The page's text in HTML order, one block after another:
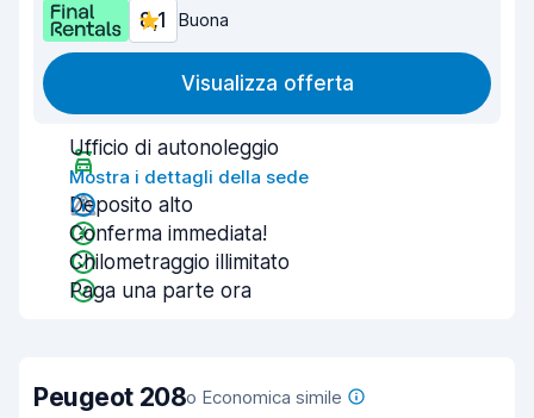
8,1 Buona
Visualizza offerta
Ufficio di autonoleggio
Mostra i dettagli della sede
Deposito alto
Conferma immediata!
Chilometraggio illimitato
Paga una parte ora
Peugeot 208o Economica simile